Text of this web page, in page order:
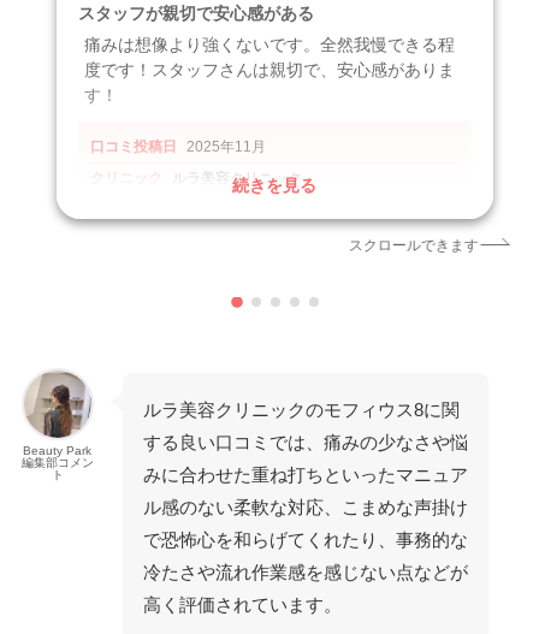
スタッフが親切で安心感がある
痛みは想像より強くないです。全然我慢できる程
度です！スタッフさんは親切で、安心感がありま
す！
口コミ投稿日
2025年11月
クリニック
ルラ美容クリニック
https://kireipass.jp/tickets/krt65114/reviews
続きを見る
スクロールできます
Beauty Park
編集部コメン
ト
ルラ美容クリニックのモフィウス8に関
する良い口コミでは、痛みの少なさや悩
みに合わせた重ね打ちといったマニュア
ル感のない柔軟な対応、こまめな声掛け
で恐怖心を和らげてくれたり、事務的な
冷たさや流れ作業感を感じない点などが
高く評価されています。